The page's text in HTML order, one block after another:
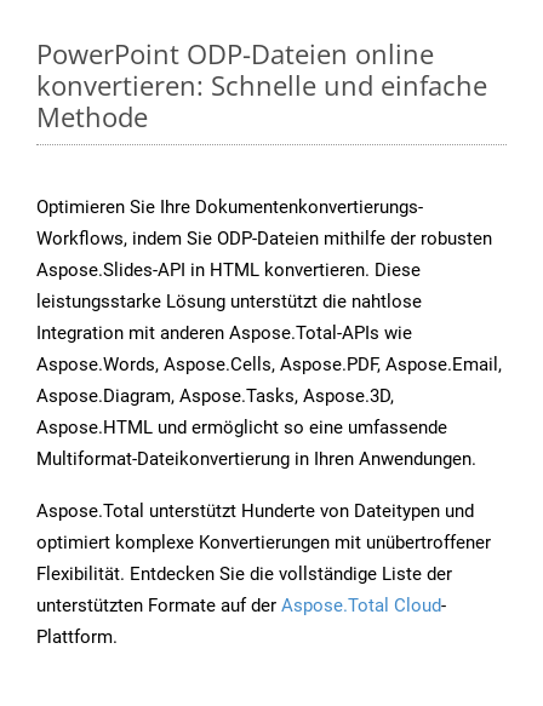
PowerPoint ODP-Dateien online
konvertieren: Schnelle und einfache
Methode
Optimieren Sie Ihre Dokumentenkonvertierungs-
Workflows, indem Sie ODP-Dateien mithilfe der robusten
Aspose.Slides-API in HTML konvertieren. Diese
leistungsstarke Lösung unterstützt die nahtlose
Integration mit anderen Aspose.Total-APIs wie
Aspose.Words, Aspose.Cells, Aspose.PDF, Aspose.Email,
Aspose.Diagram, Aspose.Tasks, Aspose.3D,
Aspose.HTML und ermöglicht so eine umfassende
Multiformat-Dateikonvertierung in Ihren Anwendungen.
Aspose.Total unterstützt Hunderte von Dateitypen und
optimiert komplexe Konvertierungen mit unübertroffener
Flexibilität. Entdecken Sie die vollständige Liste der
unterstützten Formate auf der Aspose.Total Cloud-
Plattform.